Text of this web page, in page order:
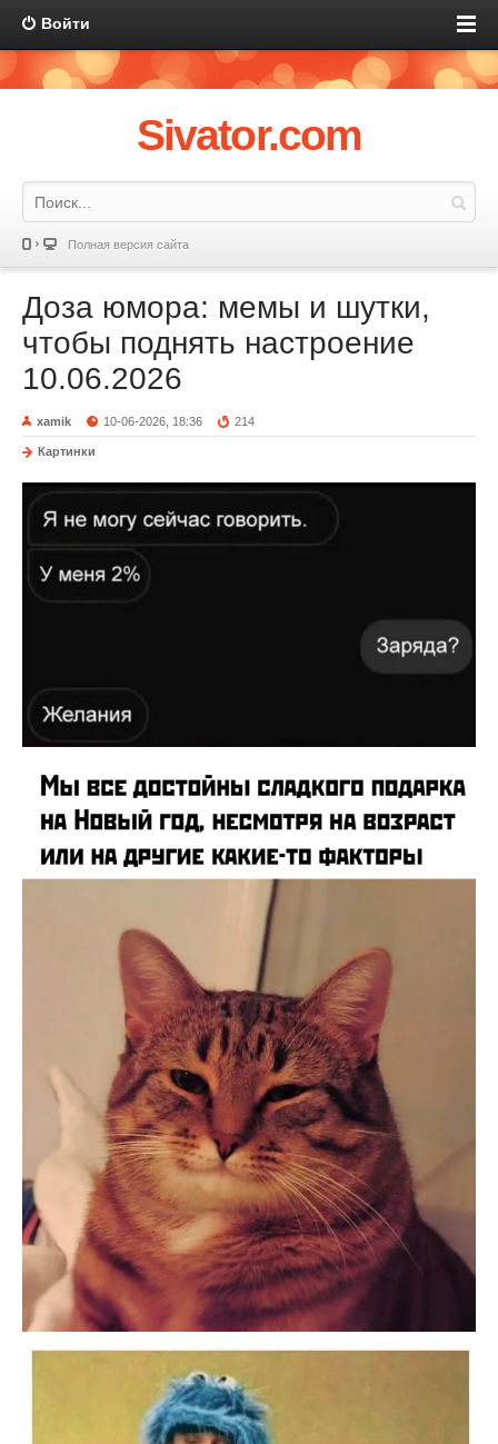
Войти
Sivator.com
Полная версия сайта
Доза юмора: мемы и шутки,
чтобы поднять настроение
10.06.2026
xamik 10-06-2026, 18:36 214
Картинки